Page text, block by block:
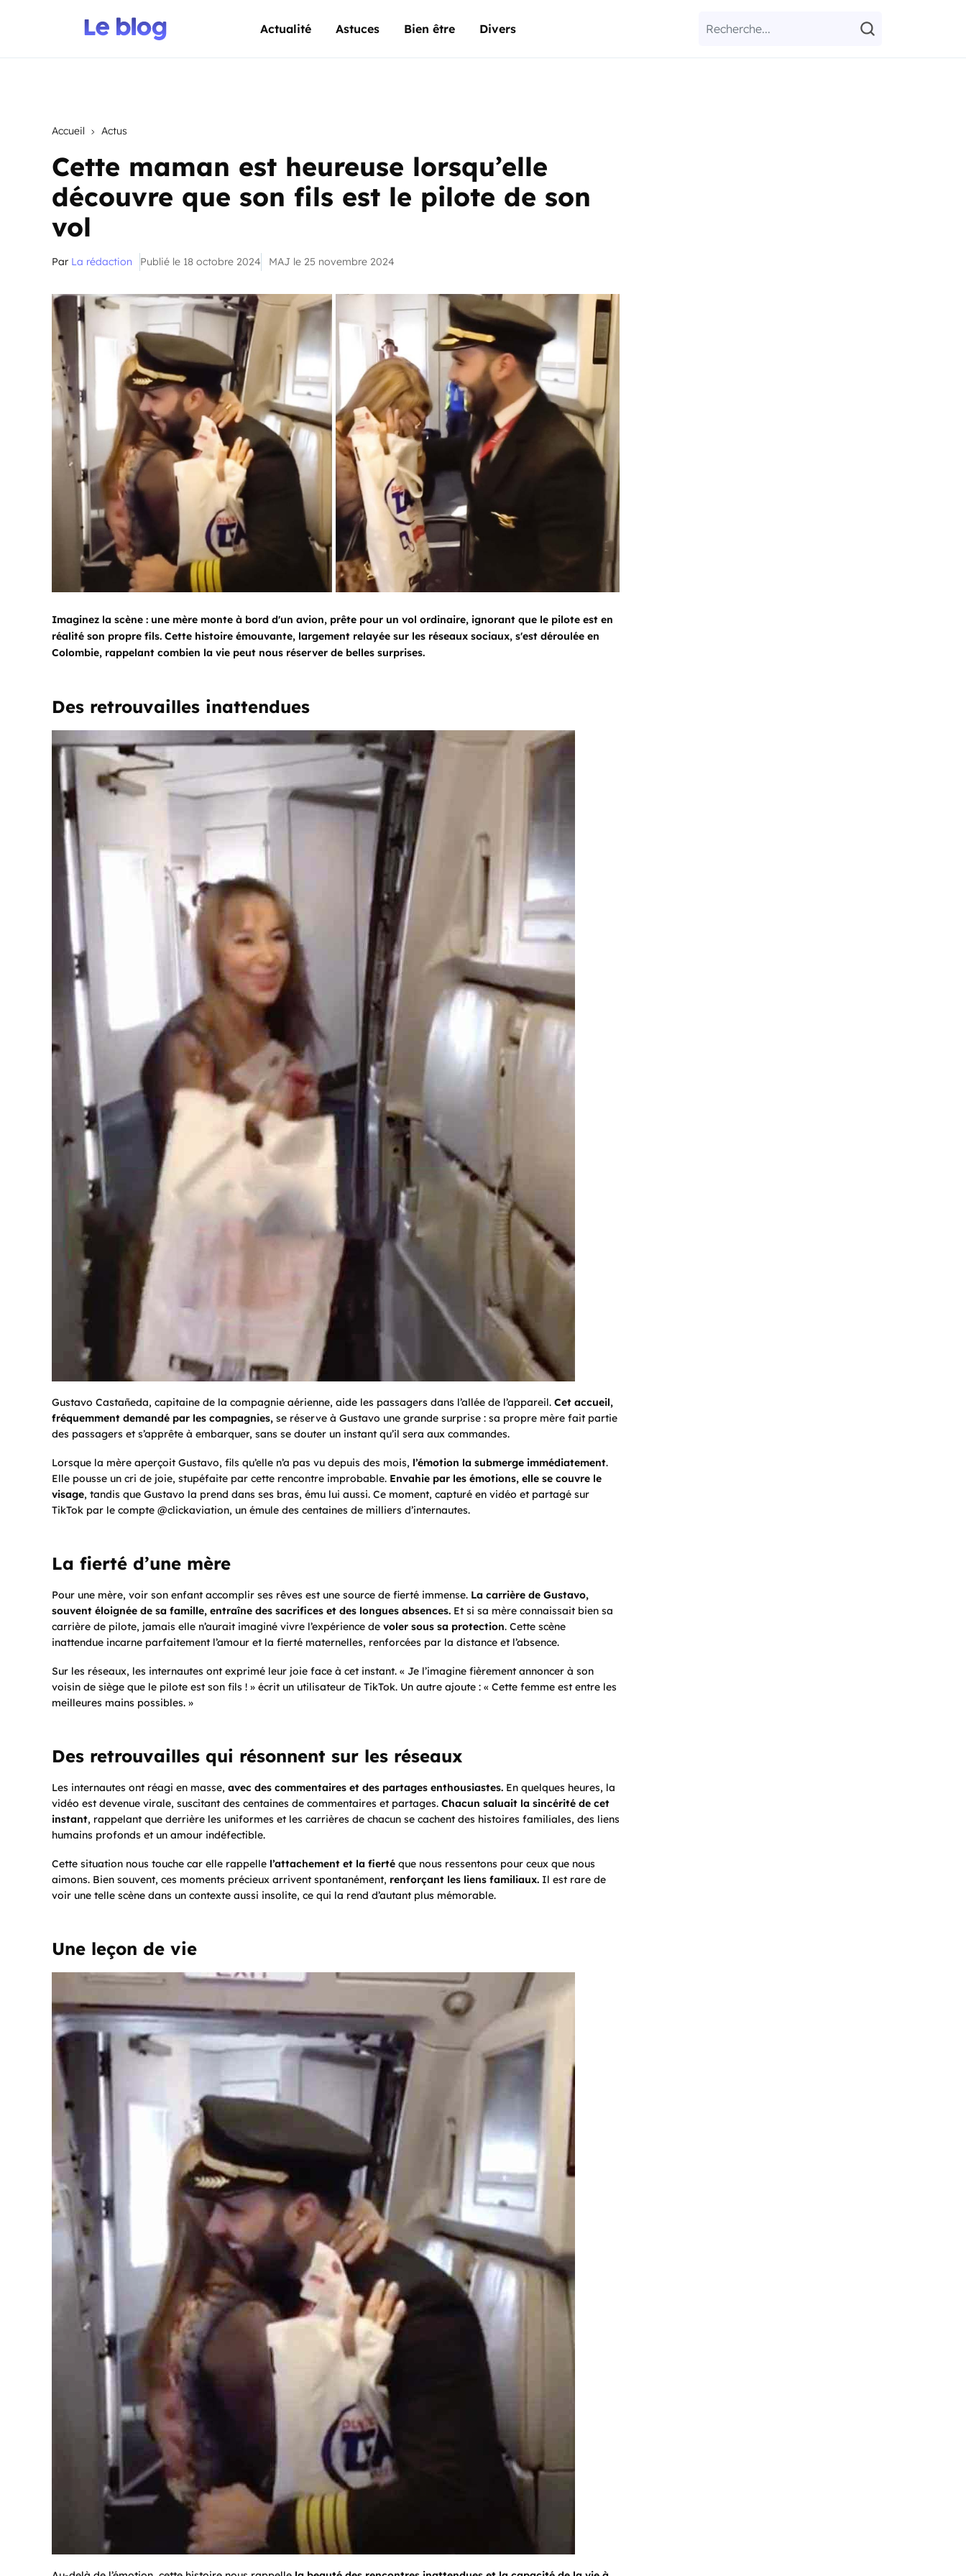
Actualité Astuces Bien être Divers
Accueil Actus
Cette maman est heureuse lorsqu’elle
découvre que son fils est le pilote de son
vol
Par La rédaction Publié le 18 octobre 2024 MAJ le 25 novembre 2024
Imaginez la scène : une mère monte à bord d'un avion, prête pour un vol ordinaire, ignorant que le pilote est en
réalité son propre fils. Cette histoire émouvante, largement relayée sur les réseaux sociaux, s'est déroulée en
Colombie, rappelant combien la vie peut nous réserver de belles surprises.
Des retrouvailles inattendues
Gustavo Castañeda, capitaine de la compagnie aérienne, aide les passagers dans l’allée de l’appareil. Cet accueil,
fréquemment demandé par les compagnies, se réserve à Gustavo une grande surprise : sa propre mère fait partie
des passagers et s’apprête à embarquer, sans se douter un instant qu’il sera aux commandes.
Lorsque la mère aperçoit Gustavo, fils qu’elle n’a pas vu depuis des mois, l’émotion la submerge immédiatement.
Elle pousse un cri de joie, stupéfaite par cette rencontre improbable. Envahie par les émotions, elle se couvre le
visage, tandis que Gustavo la prend dans ses bras, ému lui aussi. Ce moment, capturé en vidéo et partagé sur
TikTok par le compte @clickaviation, un émule des centaines de milliers d’internautes.
La fierté d’une mère
Pour une mère, voir son enfant accomplir ses rêves est une source de fierté immense. La carrière de Gustavo,
souvent éloignée de sa famille, entraîne des sacrifices et des longues absences. Et si sa mère connaissait bien sa
carrière de pilote, jamais elle n’aurait imaginé vivre l’expérience de voler sous sa protection. Cette scène
inattendue incarne parfaitement l’amour et la fierté maternelles, renforcées par la distance et l’absence.
Sur les réseaux, les internautes ont exprimé leur joie face à cet instant. « Je l’imagine fièrement annoncer à son
voisin de siège que le pilote est son fils ! » écrit un utilisateur de TikTok. Un autre ajoute : « Cette femme est entre les
meilleures mains possibles. »
Des retrouvailles qui résonnent sur les réseaux
Les internautes ont réagi en masse, avec des commentaires et des partages enthousiastes. En quelques heures, la
vidéo est devenue virale, suscitant des centaines de commentaires et partages. Chacun saluait la sincérité de cet
instant, rappelant que derrière les uniformes et les carrières de chacun se cachent des histoires familiales, des liens
humains profonds et un amour indéfectible.
Cette situation nous touche car elle rappelle l’attachement et la fierté que nous ressentons pour ceux que nous
aimons. Bien souvent, ces moments précieux arrivent spontanément, renforçant les liens familiaux. Il est rare de
voir une telle scène dans un contexte aussi insolite, ce qui la rend d’autant plus mémorable.
Une leçon de vie